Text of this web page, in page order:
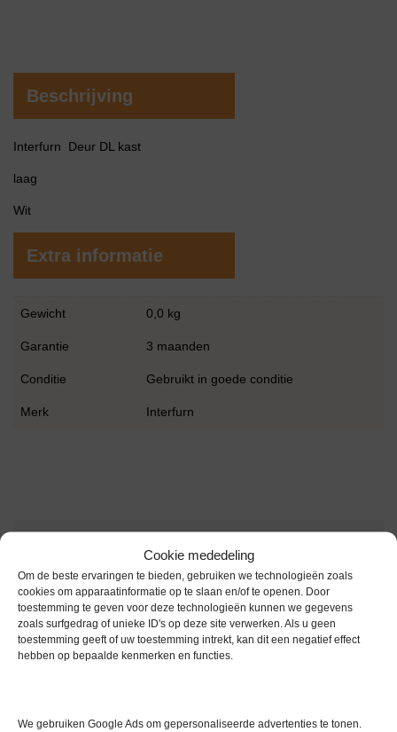
Cookie mededeling
Om de beste ervaringen te bieden, gebruiken we technologieën zoals
cookies om apparaatinformatie op te slaan en/of te openen. Door
toestemming te geven voor deze technologieën kunnen we gegevens
zoals surfgedrag of unieke ID's op deze site verwerken. Als u geen
toestemming geeft of uw toestemming intrekt, kan dit een negatief effect
hebben op bepaalde kenmerken en functies.
We gebruiken Google Ads om gepersonaliseerde advertenties te tonen.
Beschrijving
Interfurn Deur DL kast
laag
Wit
Extra informatie
Gewicht 0,0 kg
Garantie 3 maanden
Conditie Gebruikt in goede conditie
Merk Interfurn
Voorraad